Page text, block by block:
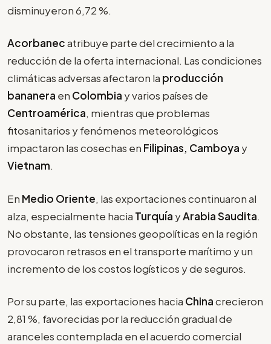
disminuyeron 6,72 %.
Acorbanecatribuye parte del crecimiento a la
reducción de la oferta internacional. Las condiciones
climáticas adversas afectaron la producción
bananera en Colombia y varios países de
Centroamérica, mientras que problemas
fitosanitarios y fenómenos meteorológicos
impactaron las cosechas en Filipinas, Camboya y
Vietnam.
En Medio Oriente, las exportaciones continuaron al
alza, especialmente hacia Turquía yArabia Saudita.
No obstante, las tensiones geopolíticas en la región
provocaron retrasos en el transporte marítimo y un
incremento de los costos logísticos y de seguros.
Por su parte, las exportaciones hacia Chinacrecieron
2,81 %, favorecidas por la reducción gradual de
aranceles contemplada en el acuerdo comercial